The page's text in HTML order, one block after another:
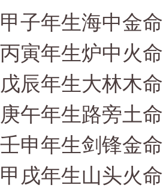
甲子年生海中金
丙寅年生炉中火
戊辰年生大林木
庚午年生路旁土
壬申年生剑锋金
甲戌年生山头火